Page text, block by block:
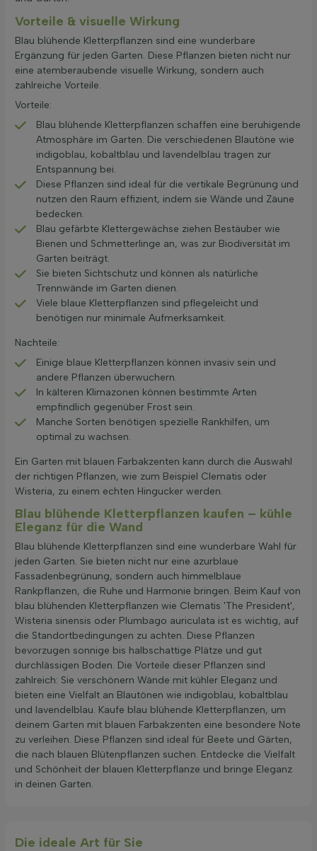
Vorteile & visuelle Wirkung
Blau blühende Kletterpflanzen sind eine wunderbare
Ergänzung für jeden Garten. Diese Pflanzen bieten nicht nur
eine atemberaubende visuelle Wirkung, sondern auch
zahlreiche Vorteile.
Vorteile:
Blau blühende Kletterpflanzen schaffen eine beruhigende
Atmosphäre im Garten. Die verschiedenen Blautöne wie
indigoblau, kobaltblau und lavendelblau tragen zur
Entspannung bei.
Diese Pflanzen sind ideal für die vertikale Begrünung und
nutzen den Raum effizient, indem sie Wände und Zäune
bedecken.
Blau gefärbte Klettergewächse ziehen Bestäuber wie
Bienen und Schmetterlinge an, was zur Biodiversität im
Garten beiträgt.
Sie bieten Sichtschutz und können als natürliche
Trennwände im Garten dienen.
Viele blaue Kletterpflanzen sind pflegeleicht und
benötigen nur minimale Aufmerksamkeit.
Nachteile:
Einige blaue Kletterpflanzen können invasiv sein und
andere Pflanzen überwuchern.
In kälteren Klimazonen können bestimmte Arten
empfindlich gegenüber Frost sein.
Manche Sorten benötigen spezielle Rankhilfen, um
optimal zu wachsen.
Ein Garten mit blauen Farbakzenten kann durch die Auswahl
der richtigen Pflanzen, wie zum Beispiel Clematis oder
Wisteria, zu einem echten Hingucker werden.
Blau blühende Kletterpflanzen kaufen – kühle
Eleganz für die Wand
Blau blühende Kletterpflanzen sind eine wunderbare Wahl für
jeden Garten. Sie bieten nicht nur eine azurblaue
Fassadenbegrünung, sondern auch himmelblaue
Rankpflanzen, die Ruhe und Harmonie bringen. Beim Kauf von
blau blühenden Kletterpflanzen wie Clematis 'The President',
Wisteria sinensis oder Plumbago auriculata ist es wichtig, auf
die Standortbedingungen zu achten. Diese Pflanzen
bevorzugen sonnige bis halbschattige Plätze und gut
durchlässigen Boden. Die Vorteile dieser Pflanzen sind
zahlreich: Sie verschönern Wände mit kühler Eleganz und
bieten eine Vielfalt an Blautönen wie indigoblau, kobaltblau
und lavendelblau. Kaufe blau blühende Kletterpflanzen, um
deinem Garten mit blauen Farbakzenten eine besondere Note
zu verleihen. Diese Pflanzen sind ideal für Beete und Gärten,
die nach blauen Blütenpflanzen suchen. Entdecke die Vielfalt
und Schönheit der blauen Kletterpflanze und bringe Eleganz
in deinen Garten.
Die ideale Art für Sie